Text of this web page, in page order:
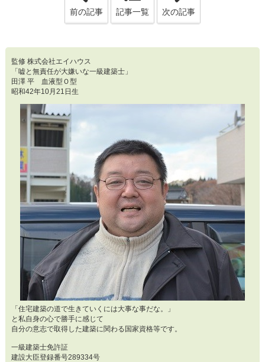
前の記事 記事一覧 次の記事
監修 株式会社エイハウス
「嘘と無責任が大嫌いな一級建築士」
田澤 平 血液型Ｏ型
昭和42年10月21日生
「住宅建築の道で生きていくには大事な事だな。」
と私自身の心で勝手に感じて
自分の意志で取得した建築に関わる国家資格等です。
一級建築士免許証
建設大臣登録番号289334号